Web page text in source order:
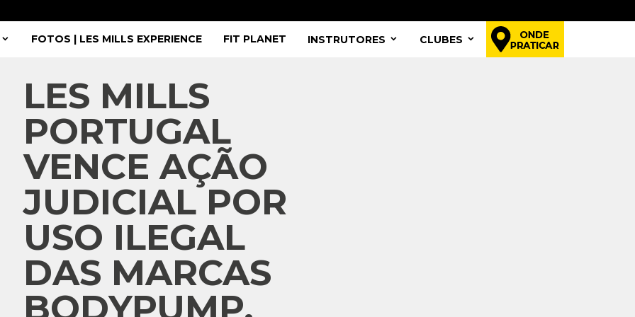
FOTOS | LES MILLS EXPERIENCE FIT PLANET INSTRUTORES CLUBES
LES MILLS
PORTUGAL
VENCE AÇÃO
JUDICIAL POR
USO ILEGAL
DAS MARCAS
BODYPUMP,